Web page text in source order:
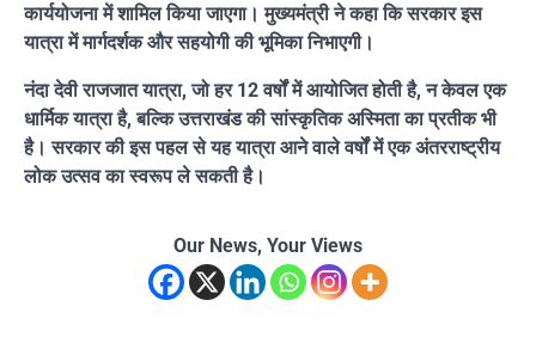
कार्ययोजना में शामिल किया जाएगा। मुख्यमंत्री ने कहा कि सरकार इस
यात्रा में मार्गदर्शक और सहयोगी की भूमिका निभाएगी।
नंदा देवी राजजात यात्रा, जो हर 12 वर्षों में आयोजित होती है, न केवल एक
धार्मिक यात्रा है, बल्कि उत्तराखंड की सांस्कृतिक अस्मिता का प्रतीक भी
है। सरकार की इस पहल से यह यात्रा आने वाले वर्षों में एक अंतरराष्ट्रीय
लोक उत्सव का स्वरूप ले सकती है।
Our News, Your Views